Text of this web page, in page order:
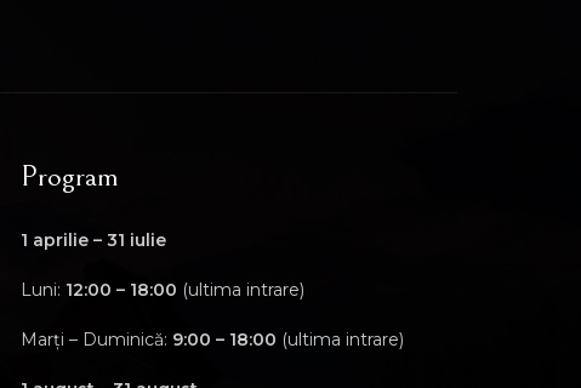
Program
1 aprilie – 31 iulie
Luni: 12:00 – 18:00 (ultima intrare)
Marți – Duminică: 9:00 – 18:00 (ultima intrare)